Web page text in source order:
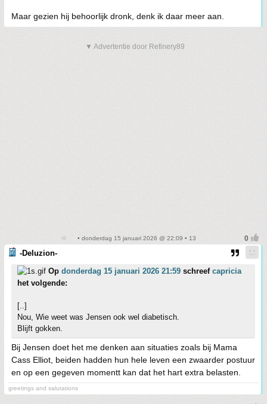
Maar gezien hij behoorlijk dronk, denk ik daar meer aan.
▼ Advertentie door Refinery89
• donderdag 15 januari 2026 @ 22:09 • 13
-Deluzion-
Op donderdag 15 januari 2026 21:59 schreef capricia
het volgende:
[..]
Nou, Wie weet was Jensen ook wel diabetisch.
Blijft gokken.
Bij Jensen doet het me denken aan situaties zoals bij Mama
Cass Elliot, beiden hadden hun hele leven een zwaarder postuur
en op een gegeven momentt kan dat het hart extra belasten.
greetings and salutations